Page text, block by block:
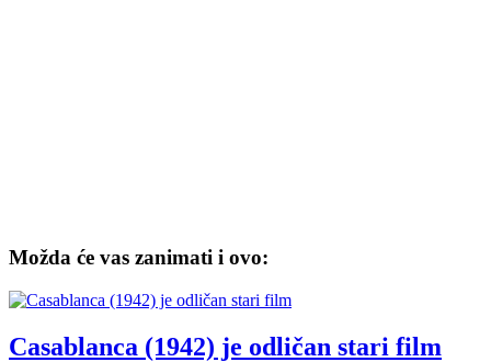
Možda će vas zanimati i ovo:
Casablanca (1942) je odličan stari film